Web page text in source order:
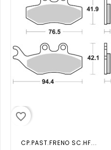
favorite_border
CP.PAST.FRENO SC.HF...